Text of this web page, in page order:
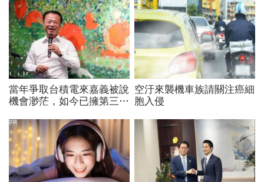
當年爭取台積電來嘉義被說
機會渺茫，如今已擁第三
蚊子館也變無人機聚落
空汙來襲機車族請關注癌細
胞入侵
PR